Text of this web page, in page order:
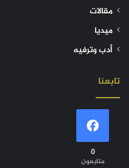
مقالات
ميديا
أدب وترفيه
تابعنا
0
متابعون